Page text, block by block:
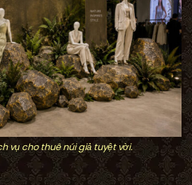
vụ cho thuê núi giả tuyệt vời.